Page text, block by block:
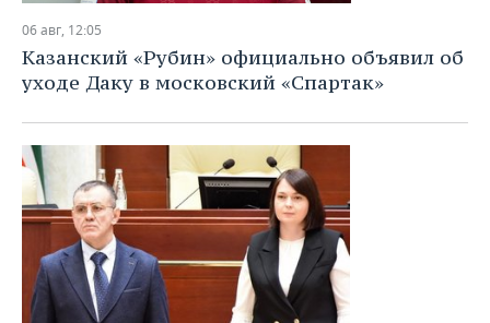
06 авг, 12:05
Казанский «Рубин» официально объявил об
уходе Даку в московский «Спартак»